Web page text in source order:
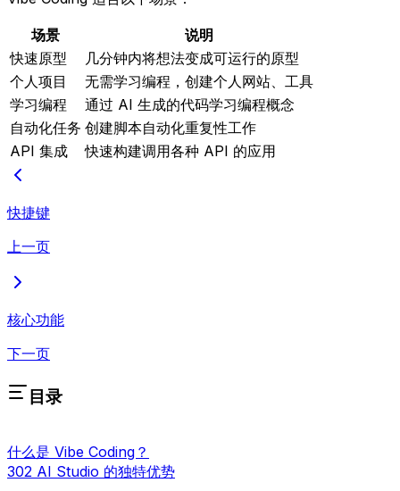
场景
说明
快速原型
几分钟内将想法变成可运行的原型
个人项目
无需学习编程，创建个人网站、工具
学习编程
通过 AI 生成的代码学习编程概念
自动化任务 创建脚本自动化重复性工作
API 集成
快速构建调用各种 API 的应用
快捷键
上一页
核心功能
下一页
目录
什么是 Vibe Coding？
302 AI Studio 的独特优势